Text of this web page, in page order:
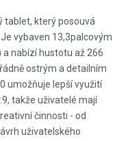
tablet, který posouvá
vybaven 13,3palcovým
a nabízí hustotu až 266
ostrým a detailním
umožňuje lepší využití
takže uživatelé mají
činnosti - od
uživatelského